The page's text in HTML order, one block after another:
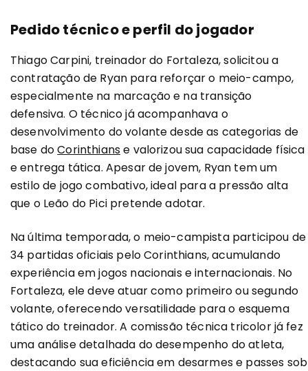
Pedido técnico e perfil do jogador
Thiago Carpini, treinador do Fortaleza, solicitou a
contratação de Ryan para reforçar o meio-campo,
especialmente na marcação e na transição
defensiva. O técnico já acompanhava o
desenvolvimento do volante desde as categorias de
base doCorinthianse valorizou sua capacidade física
e entrega tática. Apesar de jovem, Ryan tem um
estilo de jogo combativo, ideal para a pressão alta
que o Leão do Pici pretende adotar.
Na última temporada, o meio-campista participou de
34 partidas oficiais pelo Corinthians, acumulando
experiência em jogos nacionais e internacionais. No
Fortaleza, ele deve atuar como primeiro ou segundo
volante, oferecendo versatilidade para o esquema
tático do treinador. A comissão técnica tricolor já fez
uma análise detalhada do desempenho do atleta,
destacando sua eficiência em desarmes e passes sob